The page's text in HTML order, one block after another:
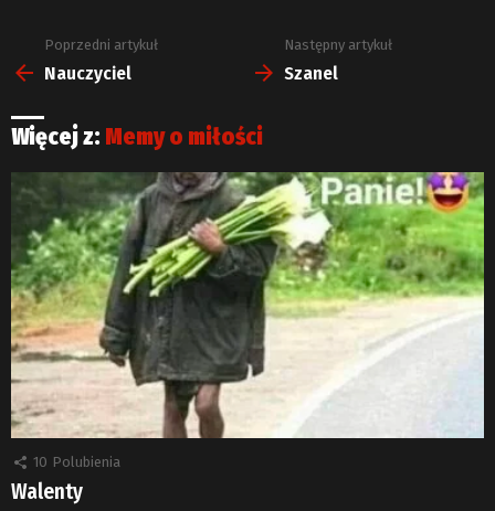
Zobacz
więcej
Poprzedni artykuł
Nauczyciel
Następny artykuł
Szanel
Więcej z: Memy o miłości
10 Polubienia
Walenty